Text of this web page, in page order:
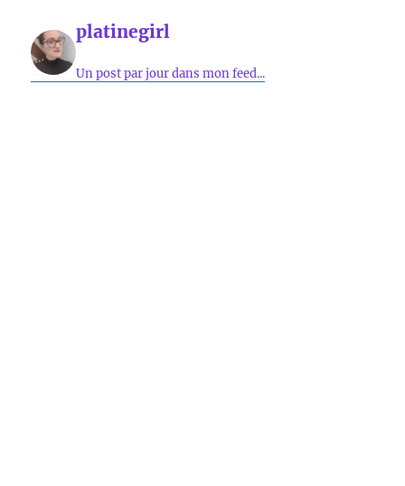
platinegirl
Un post par jour dans mon feed...